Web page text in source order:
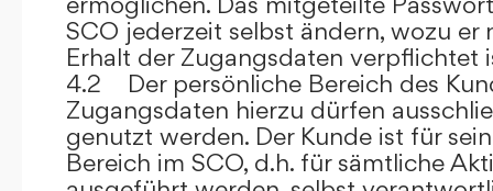
SCO jederzeit selbst ändern, wozu er
Erhalt der Zugangsdaten verpflichtet
4.2 Der persönliche Bereich des
Zugangsdaten hierzu dürfen
genutzt werden. Der Kunde ist für
Bereich im SCO, d.h. für sämtliche